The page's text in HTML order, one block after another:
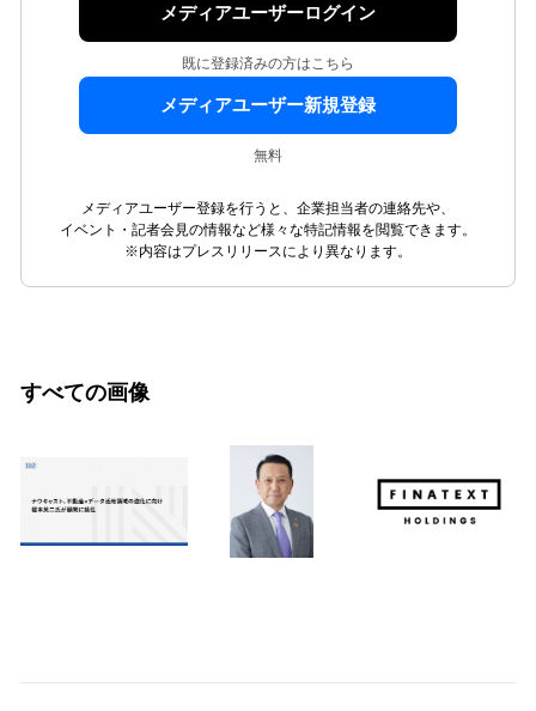
メディアユーザーログイン
既に登録済みの方はこちら
メディアユーザー新規登録
無料
メディアユーザー登録を行うと、企業担当者の連絡先や、
イベント・記者会見の情報など様々な特記情報を閲覧できます。
※内容はプレスリリースにより異なります。
すべての画像